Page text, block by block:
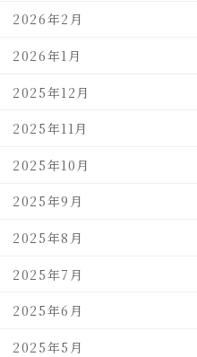
2026年2月
2026年1月
2025年12月
2025年11月
2025年10月
2025年9月
2025年8月
2025年7月
2025年6月
2025年5月